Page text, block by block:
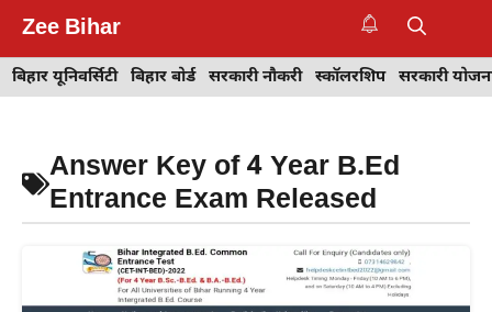
content
Zee Bihar
बिहार यूनिवर्सिटी बिहार बोर्ड सरकारी नौकरी स्कॉलरशिप सरकारी
Answer Key of 4 Year B.Ed
Entrance Exam Released